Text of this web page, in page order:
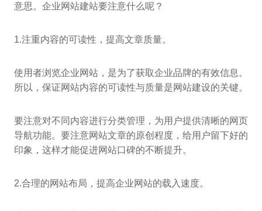
意思。企业网站建站要注意什么呢？
1.注重内容的可读性，提高文章质量。
使用者浏览企业网站，是为了获取企业品牌的有效信息。
所以，保证网站内容的可读性与质量是网站建设的关键。
要注意对不同内容进行分类管理，为用户提供清晰的网页
导航功能。要注意网站文章的原创程度，给用户留下好的
印象，这样才能促进网站口碑的不断提升。
2.合理的网站布局，提高企业网站的载入速度。